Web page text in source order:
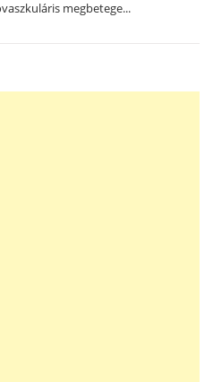
megbetege...